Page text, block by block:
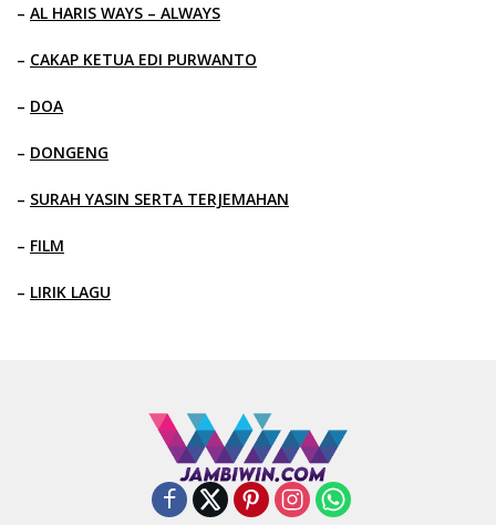
– AL HARIS WAYS – ALWAYS
– CAKAP KETUA EDI PURWANTO
– DOA
– DONGENG
– SURAH YASIN SERTA TERJEMAHAN
– FILM
– LIRIK LAGU